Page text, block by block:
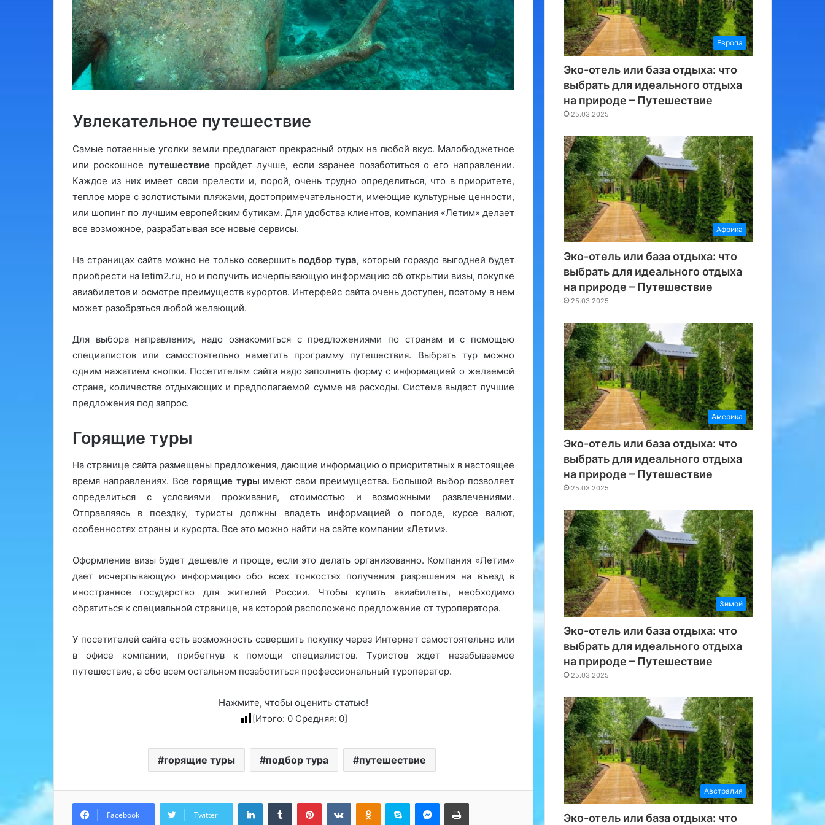
Увлекательное путешествие
Самые потаенные уголки земли предлагают прекрасный отдых на любой вкус. Малобюджетное
или роскошное путешествие пройдет лучше, если заранее позаботиться о его направлении.
Каждое из них имеет свои прелести и, порой, очень трудно определиться, что в приоритете,
теплое море с золотистыми пляжами, достопримечательности, имеющие культурные ценности,
или шопинг по лучшим европейским бутикам. Для удобства клиентов, компания «Летим» делает
все возможное, разрабатывая все новые сервисы.
На страницах сайта можно не только совершить подбор тура, который гораздо выгодней будет
приобрести на letim2.ru, но и получить исчерпывающую информацию об открытии визы, покупке
авиабилетов и осмотре преимуществ курортов. Интерфейс сайта очень доступен, поэтому в нем
может разобраться любой желающий.
Для выбора направления, надо ознакомиться с предложениями по странам и с помощью
специалистов или самостоятельно наметить программу путешествия. Выбрать тур можно
одним нажатием кнопки. Посетителям сайта надо заполнить форму с информацией о желаемой
стране, количестве отдыхающих и предполагаемой сумме на расходы. Система выдаст лучшие
предложения под запрос.
Горящие туры
На странице сайта размещены предложения, дающие информацию о приоритетных в настоящее
время направлениях. Все горящие туры имеют свои преимущества. Большой выбор позволяет
определиться с условиями проживания, стоимостью и возможными развлечениями.
Отправляясь в поездку, туристы должны владеть информацией о погоде, курсе валют,
особенностях страны и курорта. Все это можно найти на сайте компании «Летим».
Оформление визы будет дешевле и проще, если это делать организованно. Компания «Летим»
дает исчерпывающую информацию обо всех тонкостях получения разрешения на въезд в
иностранное государство для жителей России. Чтобы купить авиабилеты, необходимо
обратиться к специальной странице, на которой расположено предложение от туроператора.
У посетителей сайта есть возможность совершить покупку через Интернет самостоятельно или
в офисе компании, прибегнув к помощи специалистов. Туристов ждет незабываемое
путешествие, а обо всем остальном позаботиться профессиональный туроператор.
Нажмите, чтобы оценить статью!
[Итого: 0Средняя: 0]
горящие туры подбор тура путешествие
Facebook Twitter
LinkedInTumblr PinterestВконтактеОдноклассники
Skype MessengerПечатать
Европа
Эко-отель или база отдыха: что
выбрать для идеального отдыха
на природе – Путешествие
25.03.2025
Африка
Эко-отель или база отдыха: что
выбрать для идеального отдыха
на природе – Путешествие
25.03.2025
Америка
Эко-отель или база отдыха: что
выбрать для идеального отдыха
на природе – Путешествие
25.03.2025
Зимой
Эко-отель или база отдыха: что
выбрать для идеального отдыха
на природе – Путешествие
25.03.2025
Австралия
Эко-отель или база отдыха: что